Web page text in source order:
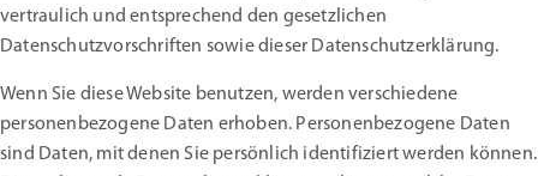
vertraulich und entsprechend den gesetzlichen
Datenschutzvorschriften sowie dieser Datenschutzerklärung.
Wenn Sie diese Website benutzen, werden verschiedene
personenbezogene Daten erhoben. Personenbezogene Daten
sind Daten, mit denen Sie persönlich identifiziert werden können.